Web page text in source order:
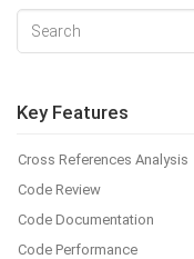
Key Features
Cross References Analysis
Code Review
Code Documentation
Code Performance